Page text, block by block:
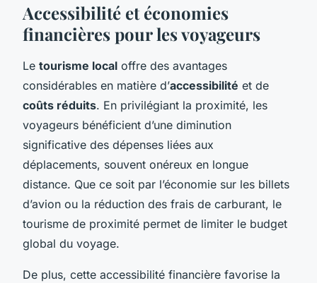
Accessibilité et économies
financières pour les voyageurs
Le tourisme local offre des avantages
considérables en matière d’accessibilité et de
coûts réduits. En privilégiant la proximité, les
voyageurs bénéficient d’une diminution
significative des dépenses liées aux
déplacements, souvent onéreux en longue
distance. Que ce soit par l’économie sur les billets
d’avion ou la réduction des frais de carburant, le
tourisme de proximité permet de limiter le budget
global du voyage.
De plus, cette accessibilité financière favorise la